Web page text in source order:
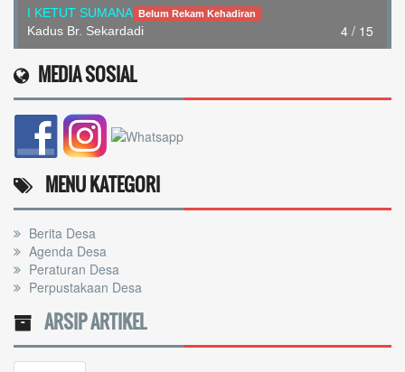
4 / 15
I KETUT SUMANA Belum Rekam Kehadiran
Kadus Br. Sekardadi
MEDIA SOSIAL
MENU KATEGORI
Berita Desa
Agenda Desa
Peraturan Desa
Perpustakaan Desa
ARSIP ARTIKEL